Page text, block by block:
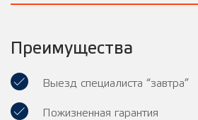
Преимущества
Выезд специалиста “завтра”
Пожизненная гарантия